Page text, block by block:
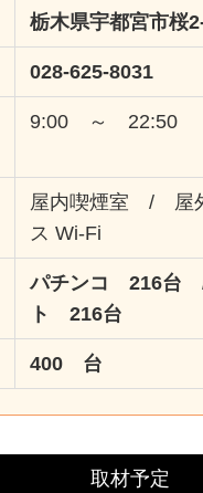
栃木県宇都宮市桜
028-625-8031
9:00 ～ 22:50
屋内喫煙室 / 屋
ス Wi-Fi
パチンコ 216台
ト 216台
400 台
取材予定